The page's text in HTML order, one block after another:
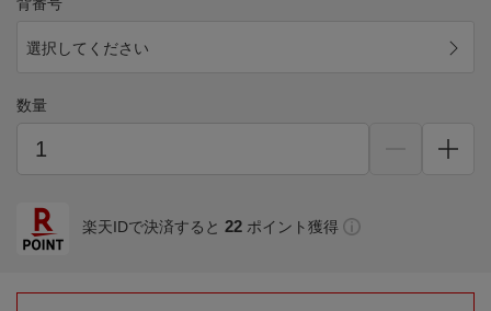
選択してください
数量
楽天IDで決済すると 22 ポイント獲得